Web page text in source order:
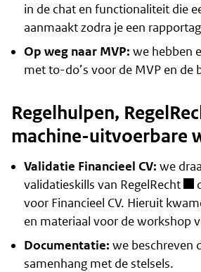
in de chat en functionaliteit die
aanmaakt zodra je een
Op weg naar MVP: we hebben
met to-do’s voor de MVP en de
Regelhulpen,
machine-uitvoerbare
Validatie Financieel CV: we
validatieskills van RegelRecht
voor Financieel CV. Hieruit
en materiaal voor de workshop
Documentatie: we beschreven
samenhang met de stelsels.